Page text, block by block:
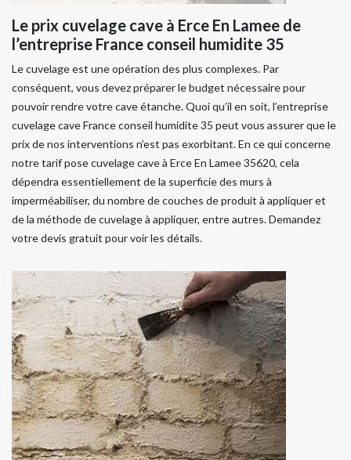
Le prix cuvelage cave à Erce En Lamee de
l’entreprise France conseil humidite 35
Le cuvelage est une opération des plus complexes. Par
conséquent, vous devez préparer le budget nécessaire pour
pouvoir rendre votre cave étanche. Quoi qu’il en soit, l’entreprise
cuvelage cave France conseil humidite 35 peut vous assurer que le
prix de nos interventions n’est pas exorbitant. En ce qui concerne
notre tarif pose cuvelage cave à Erce En Lamee 35620, cela
dépendra essentiellement de la superficie des murs à
imperméabiliser, du nombre de couches de produit à appliquer et
de la méthode de cuvelage à appliquer, entre autres. Demandez
votre devis gratuit pour voir les détails.